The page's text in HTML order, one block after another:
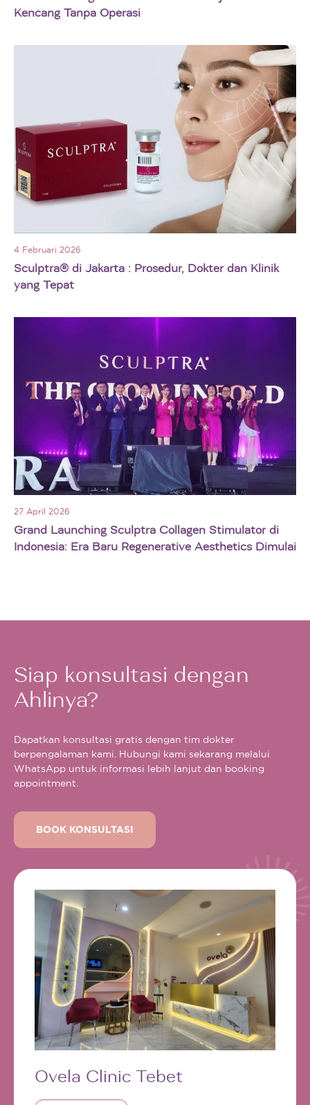
Kencang Tanpa Operasi
4 Februari 2026
Sculptra® di Jakarta : Prosedur, Dokter dan Klinik
yang Tepat
27 April 2026
Grand Launching Sculptra Collagen Stimulator di
Indonesia: Era Baru Regenerative Aesthetics Dimulai
Siap konsultasi dengan
Ahlinya?
Dapatkan konsultasi gratis dengan tim dokter
berpengalaman kami. Hubungi kami sekarang melalui
WhatsApp untuk informasi lebih lanjut dan booking
appointment.
BOOK KONSULTASI
Ovela Clinic Tebet